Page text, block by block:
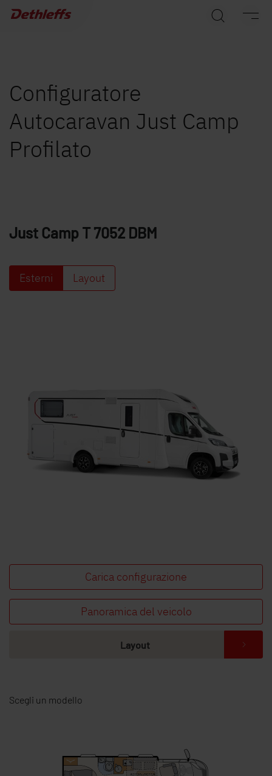
Camper
Camper Van
Accessori originali Dethleffs
Configuratore
Autocaravan Just Camp
Profilato
Just Camp T 7052 DBM
Esterni Layout
Carica configurazione
Panoramica del veicolo
Layout
Scegli un modello